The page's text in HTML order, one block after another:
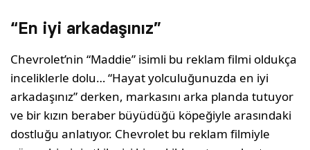
“En iyi arkadaşınız”
Chevrolet’nin “Maddie” isimli bu reklam filmi oldukça
inceliklerle dolu… “Hayat yolculuğunuzda en iyi
arkadaşınız” derken, markasını arka planda tutuyor
ve bir kızın beraber büyüdüğü köpeğiyle arasındaki
dostluğu anlatıyor. Chevrolet bu reklam filmiyle